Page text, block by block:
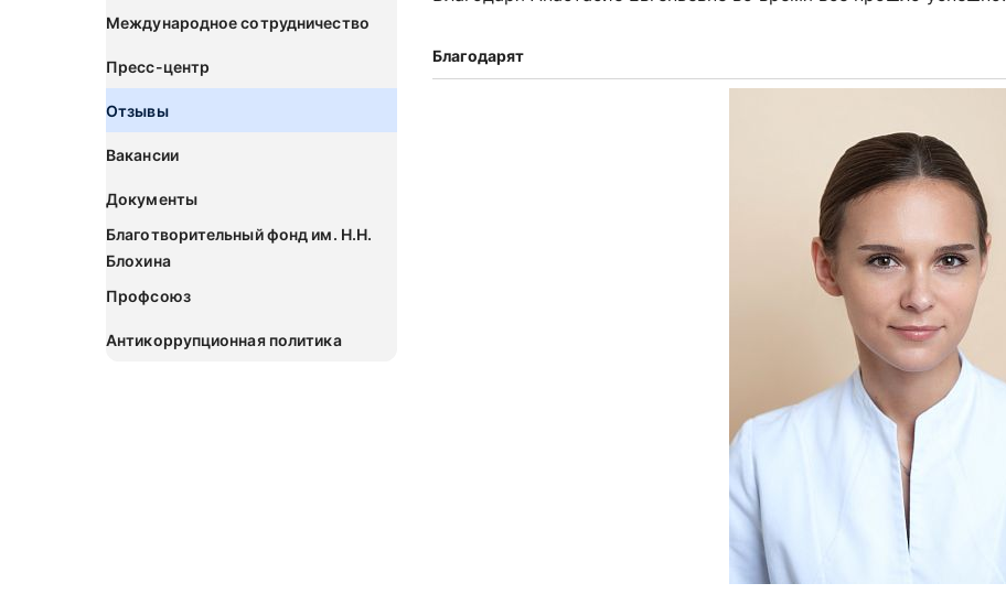
Международное сотрудничество
Пресс-центр
Отзывы
Вакансии
Документы
Благотворительный фонд им. Н.Н.
Блохина
Профсоюз
Антикоррупционная политика
Благодарят